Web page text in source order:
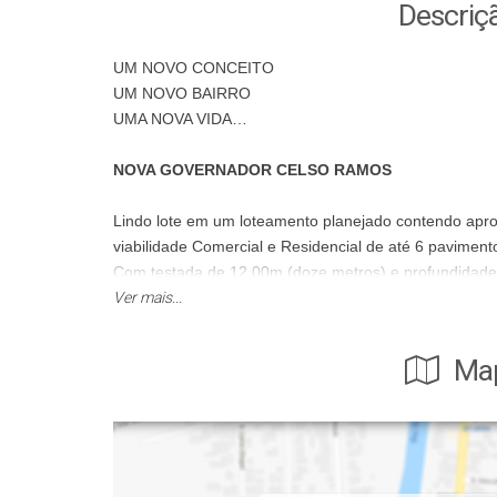
UM NOVO CONCEITO
UM NOVO BAIRRO
UMA NOVA VIDA…
NOVA GOVERNADOR CELSO RAMOS
Lindo lote em um loteamento planejado contendo
viabilidade Comercial e Residencial de até 6
Com testada de 12,00m (doze metros) e
(trezentos e sessenta metros quadrados), zona Sul e
Em sua infraestrutura:
Ver mais...